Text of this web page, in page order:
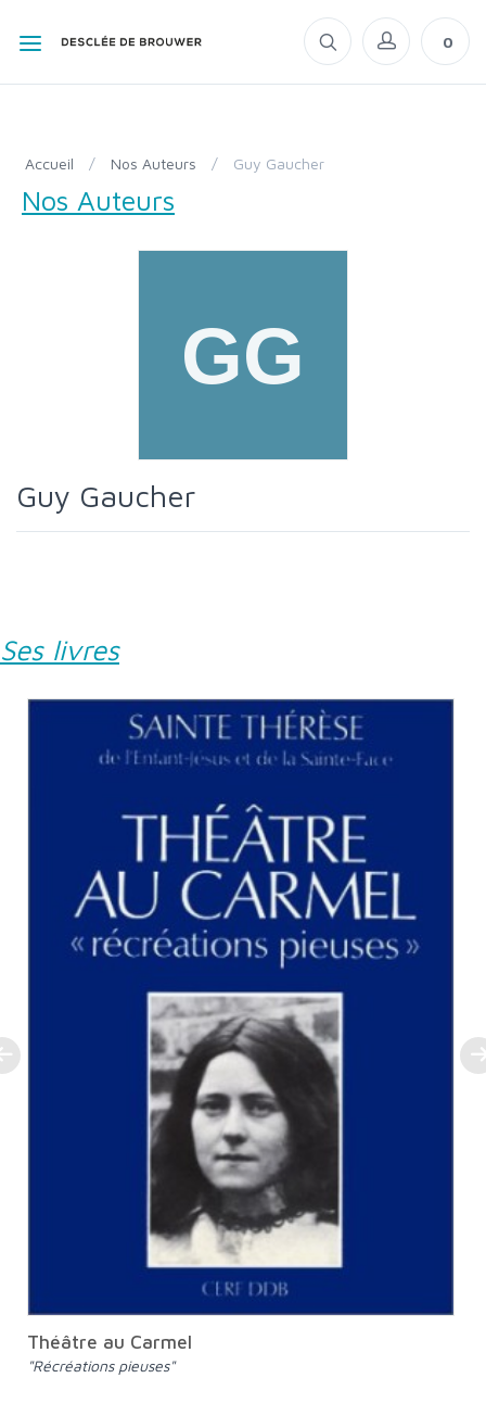
0
Accueil / Nos Auteurs / Guy Gaucher
Nos Auteurs
Guy Gaucher
Ses livres
Théâtre au Carmel
"Récréations pieuses"